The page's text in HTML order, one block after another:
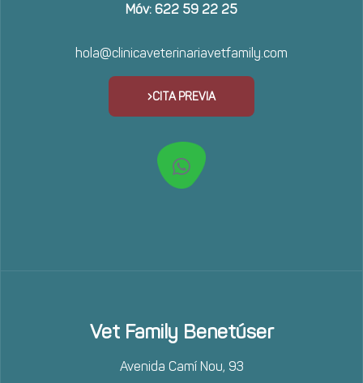
Móv: 622 59 22 25
hola@clinicaveterinariavetfamily.com
CITA PREVIA
Vet Family Benetúser
Avenida Camí Nou, 93